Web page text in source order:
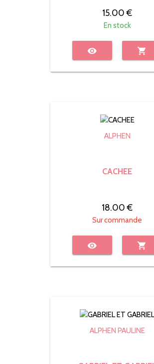
15.00 €
En stock
visibility shopping_cart
ALPHEN
CACHEE
18.00 €
Sur commande
visibility shopping_cart
ALPHEN PAULINE